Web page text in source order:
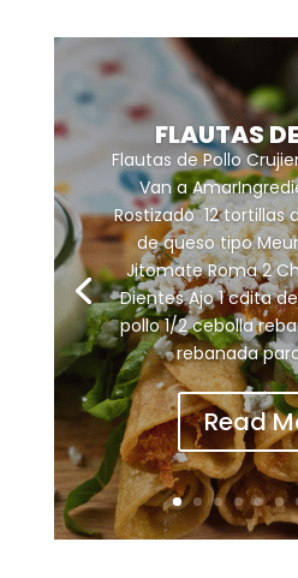
FLAUTAS
Flautas de Pollo
Van a
Rostizado 12 tortillas
de queso tipo
Jitomate Roma 2
Dientes Ajo 1 cdita
pollo 1/2 cebolla
rebanada
Read